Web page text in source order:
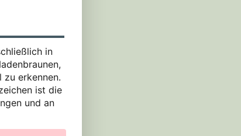
in
erkennen.
ist die
und an